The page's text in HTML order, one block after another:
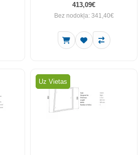
413,09€
Bez nodokļa: 341,40€
Uz Vietas